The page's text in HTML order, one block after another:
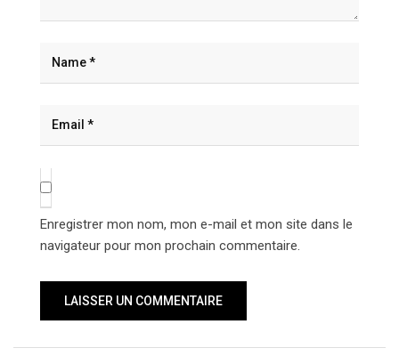
Enregistrer mon nom, mon e-mail et mon site dans le
navigateur pour mon prochain commentaire.